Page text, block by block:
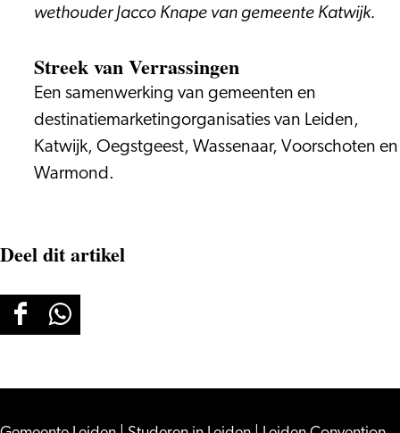
wethouder Jacco Knape van gemeente Katwijk.
Streek van Verrassingen
Een samenwerking van gemeenten en
destinatiemarketingorganisaties van Leiden,
Katwijk, Oegstgeest, Wassenaar, Voorschoten en
Warmond.
Deel dit artikel
Deel Deel